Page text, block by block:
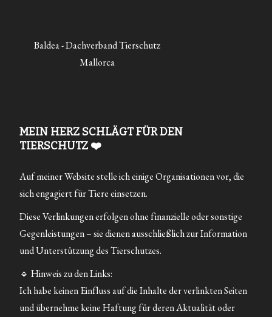
Baldea - Dachverband Tierschutz
Mallorca
MEIN HERZ SCHLÄGT FÜR DEN
TIERSCHUTZ ❤️
Auf meiner Website stelle ich einige Organisationen vor, die
sich engagiert für Tiere einsetzen.
Diese Verlinkungen erfolgen ohne finanzielle oder sonstige
Gegenleistungen – sie dienen ausschließlich zur Information
und Unterstützung des Tierschutzes.
🔹 Hinweis zu den Links:
Ich habe keinen Einfluss auf die Inhalte der verlinkten Seiten
und übernehme keine Haftung für deren Aktualität oder